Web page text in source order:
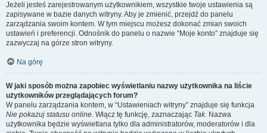
Jeżeli jesteś zarejestrowanym użytkownikiem, wszystkie twoje ustawienia są
zapisywane w bazie danych witryny. Aby je zmienić, przejdź do panelu
zarządzania swoim kontem. W tym miejscu możesz dokonać zmian swoich
ustawień i preferencji. Odnośnik do panelu o nazwie “Moje konto” znajduje się
zazwyczaj na górze stron witryny.
Na górę
W jaki sposób można zapobiec wyświetlaniu nazwy użytkownika na liście
użytkowników przeglądających forum?
W panelu zarządzania kontem, w “Ustawieniach witryny” znajduje się funkcja
Nie pokazuj statusu online. Włącz tę funkcję, zaznaczając Tak. Nazwa
użytkownika będzie wyświetlana tylko dla administratorów, moderatorów i dla